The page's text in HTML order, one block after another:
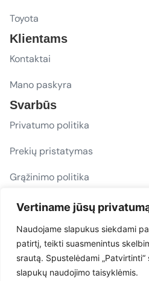
Vertiname jūsų
Naudojame slapukus siekdami
patirtį, teikti suasmenintus
srautą. Spustelėdami
slapukų naudojimo taisyklėmis.
Toyota
Klientams
Kontaktai
Mano paskyra
Svarbūs
Privatumo politika
Prekių pristatymas
Grąžinimo politika
D. U. K.
Sekite mus
evacarmats
© Copyright 2026 | Eva Car Mats